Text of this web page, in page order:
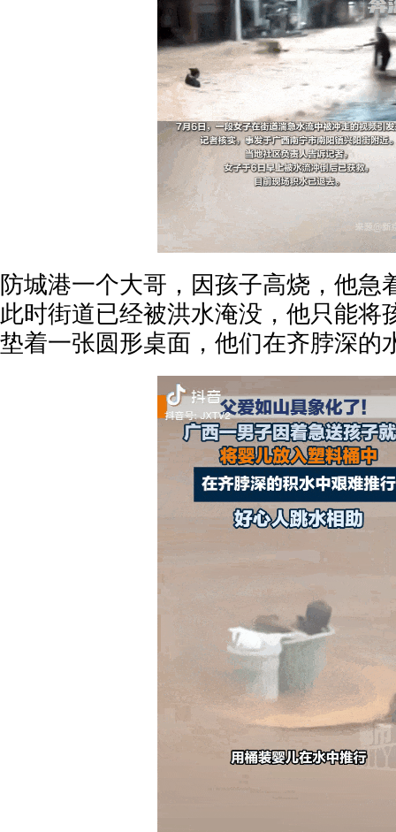
防城港一个大哥，因孩子高烧，他急
此时街道已经被洪水淹没，他只能将
垫着一张圆形桌面，他们在齐脖深的